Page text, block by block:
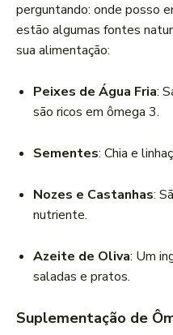
perguntando: onde posso
estão algumas fontes
sua alimentação:
Peixes de Água Fria:
são ricos em ômega 3.
Sementes: Chia e
Nozes e Castanhas:
nutriente.
Azeite de Oliva: Um
saladas e pratos.
Suplementação de